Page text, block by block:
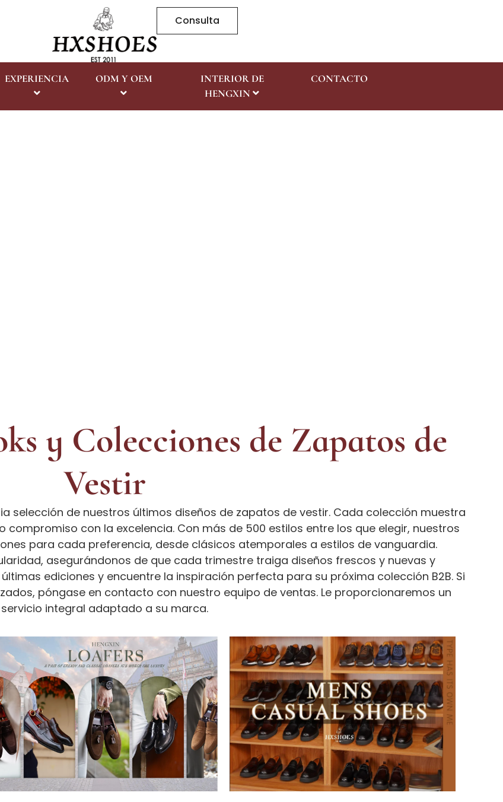
Consulta
EXPERIENCIA ODM Y OEM
INTERIOR DE
HENGXIN
CONTACTO
y Colecciones de Zapatos de
Vestir
selección de nuestros últimos diseños de zapatos de vestir. Cada colección muestra
con la excelencia. Con más de 500 estilos entre los que elegir, nuestros
para cada preferencia, desde clásicos atemporales a estilos de vanguardia.
asegurándonos de que cada trimestre traiga diseños frescos y nuevas y
ediciones y encuentre la inspiración perfecta para su próxima colección B2B. Si
póngase en contacto con nuestro equipo de ventas. Le proporcionaremos un
servicio integral adaptado a su marca.